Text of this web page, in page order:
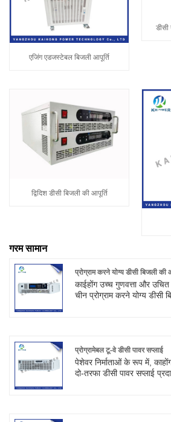
एजिंग एडजस्टेबल बिजली आपूर्ति
द्विदिश डीसी बिजली की आपूर्ति
गरम सामान
प्रोग्राम करने योग्य डीसी बिजली की
काईहोंग उच्च गुणवत्ता और
चीन प्रोग्राम करने योग्य डीसी
प्रोग्रामेबल टू-वे डीसी पावर सप्लाई
पेशेवर निर्माताओं के रूप में,
दो-तरफा डीसी पावर सप्लाई